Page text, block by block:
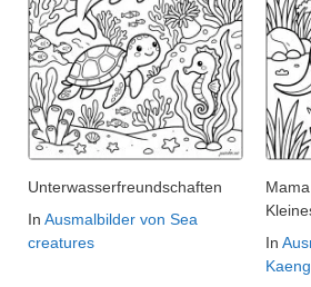
Unterwasserfreundschaften
In Ausmalbilder von Sea
creatures
In